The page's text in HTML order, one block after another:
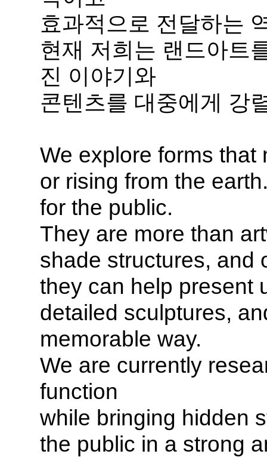
효과적으로 전달하는
현재 저희는 랜드아트
진 이야기와
콘텐츠를 대중에게 강
We explore forms
or rising from the
for the public.
They are more than
shade structures, and
they can help present
detailed sculptures,
memorable way.
We are currently
function
while bringing hidden
the public in a strong